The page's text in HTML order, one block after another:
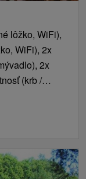
lôžko, WiFi),
WiFi), 2x
2x
(krb /